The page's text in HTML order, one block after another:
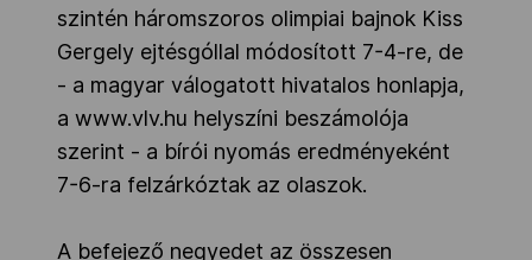
szintén háromszoros olimpiai bajnok Kiss
Gergely ejtésgóllal módosított 7-4-re, de
- a magyar válogatott hivatalos honlapja,
a www.vlv.hu helyszíni beszámolója
szerint - a bírói nyomás eredményeként
7-6-ra felzárkóztak az olaszok.
A befejező negyedet az összesen